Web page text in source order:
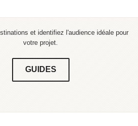
et identifiez l'audience idéale pour
votre projet.
GUIDES